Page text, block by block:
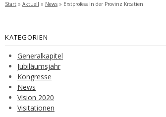
Start » Aktuell » News » Erstprofess in der Provinz Kroatien
KATEGORIEN
Generalkapitel
Jubiläumsjahr
Kongresse
News
Vision 2020
Visitationen